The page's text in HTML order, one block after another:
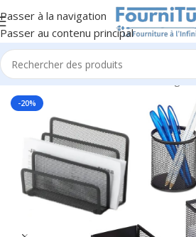
Passer à la navigation
Passer au contenu principal
Accueil/Fourniture de Bureau/
-20%